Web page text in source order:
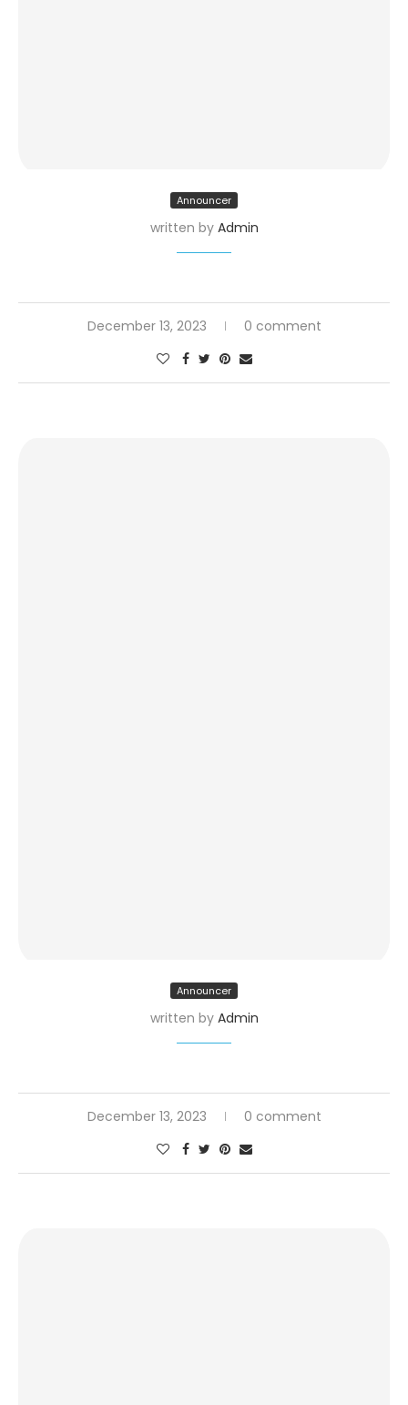
Announcer
written by Admin
December 13, 2023 0 comment
Announcer
written by Admin
December 13, 2023 0 comment